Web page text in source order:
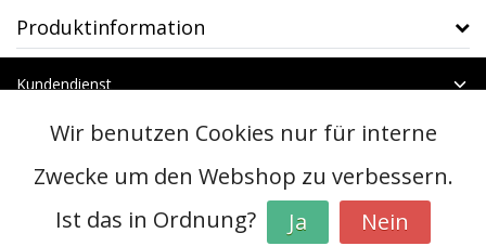
Produktinformation
Kundendienst
Kategorien
Kontakt
© Copyright 2026 - btt | RealisatieInStijl Media
Wir benutzen Cookies nur für interne
Zwecke um den Webshop zu verbessern.
Ist das in Ordnung?
Ja Nein